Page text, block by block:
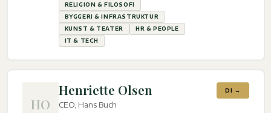
RELIGION & FILOSOFI
BYGGERI & INFRASTRUKTUR
KUNST & TEATER
HR & PEOPLE
IT & TECH
HO
Henriette Olsen
CEO, Hans Buch
DI →